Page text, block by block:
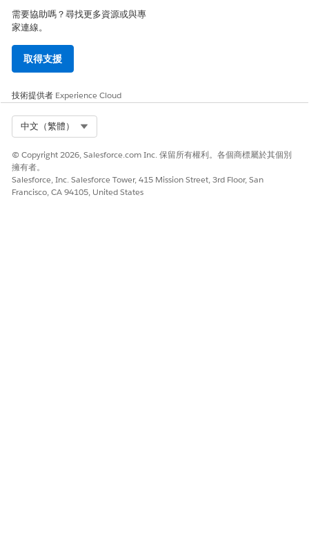
是
需要協助嗎？尋找更多資源或與專
家連線。
取得支援
技術提供者 Experience Cloud
中文（繁體）
© Copyright 2026, Salesforce.com Inc. 保留所有權利。各個商標屬於其個別
擁有者。
Salesforce, Inc. Salesforce Tower, 415 Mission Street, 3rd Floor, San
Francisco, CA 94105, United States